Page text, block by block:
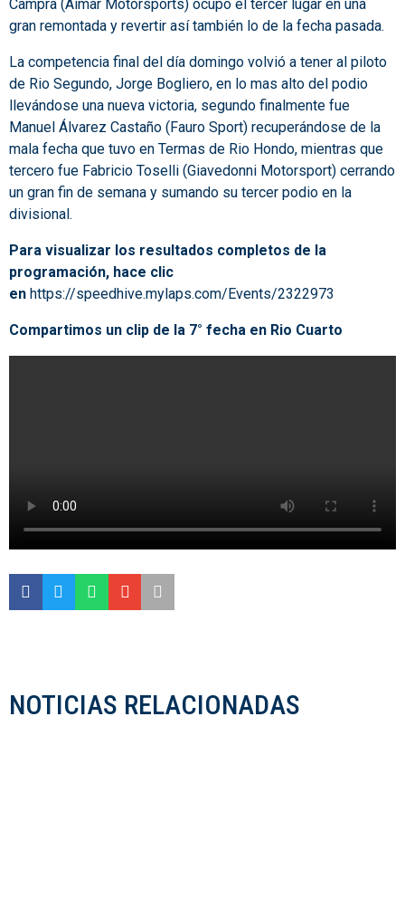
Campra (Aimar Motorsports) ocupo el tercer lugar en una
gran remontada y revertir así también lo de la fecha pasada.
La competencia final del día domingo volvió a tener al piloto
de Rio Segundo, Jorge Bogliero, en lo mas alto del podio
llevándose una nueva victoria, segundo finalmente fue
Manuel Álvarez Castaño (Fauro Sport) recuperándose de la
mala fecha que tuvo en Termas de Rio Hondo, mientras que
tercero fue Fabricio Toselli (Giavedonni Motorsport) cerrando
un gran fin de semana y sumando su tercer podio en la
divisional.
Para visualizar los resultados completos de la
programación, hace clic
en https://speedhive.mylaps.com/Events/2322973
Compartimos un clip de la 7° fecha en Rio Cuarto
NOTICIAS RELACIONADAS